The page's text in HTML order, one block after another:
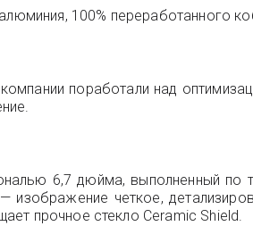
100% переработанного
поработали над
6,7 дюйма, выполненный по
изображение четкое,
прочное стекло Ceramic Shield.